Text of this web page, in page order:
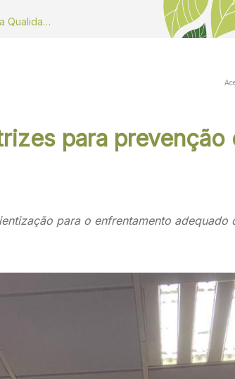
Dados do Monitoramento Contínuo da Qualidade do ar
para prevenção
para o enfrentamento